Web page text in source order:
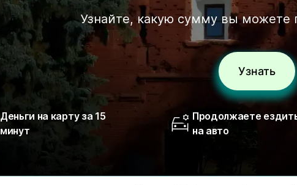
Узнайте, какую сумму вы можете
Узнать
Деньги на карту за 15
минут
Продолжаете
на авто